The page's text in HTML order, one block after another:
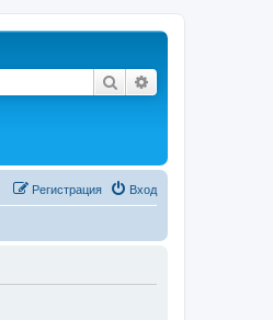
Поиск
Вход
Регистрация